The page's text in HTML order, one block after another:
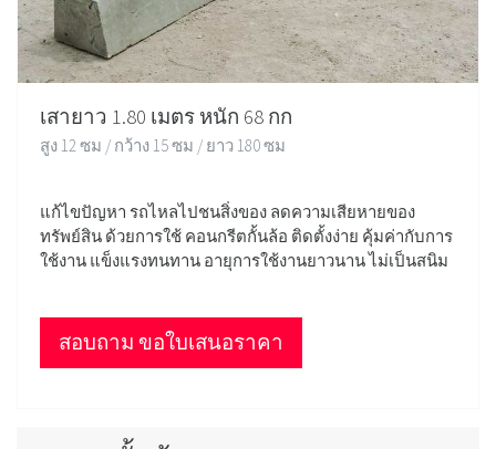
เสายาว 1.80 เมตร หนัก 68 กก
สูง 12 ซม / กว้าง 15 ซม / ยาว 180 ซม
แก้ไขปัญหา รถไหลไปชนสิ่งของ ลดความเสียหายของ
ทรัพย์สิน ด้วยการใช้ คอนกรีตกั้นล้อ ติดตั้งง่าย คุ้มค่ากับการ
ใช้งาน แข็งแรงทนทาน อายุการใช้งานยาวนาน ไม่เป็นสนิม
สอบถาม ขอใบเสนอราคา